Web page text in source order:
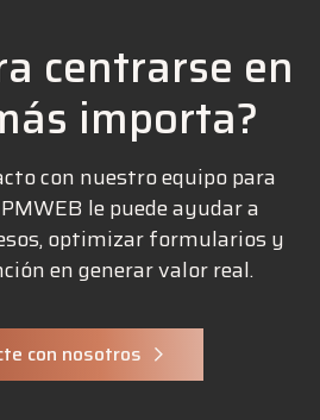
centrarse en
importa?
con nuestro equipo para
le puede ayudar a
optimizar formularios y
en generar valor real.
con nosotros